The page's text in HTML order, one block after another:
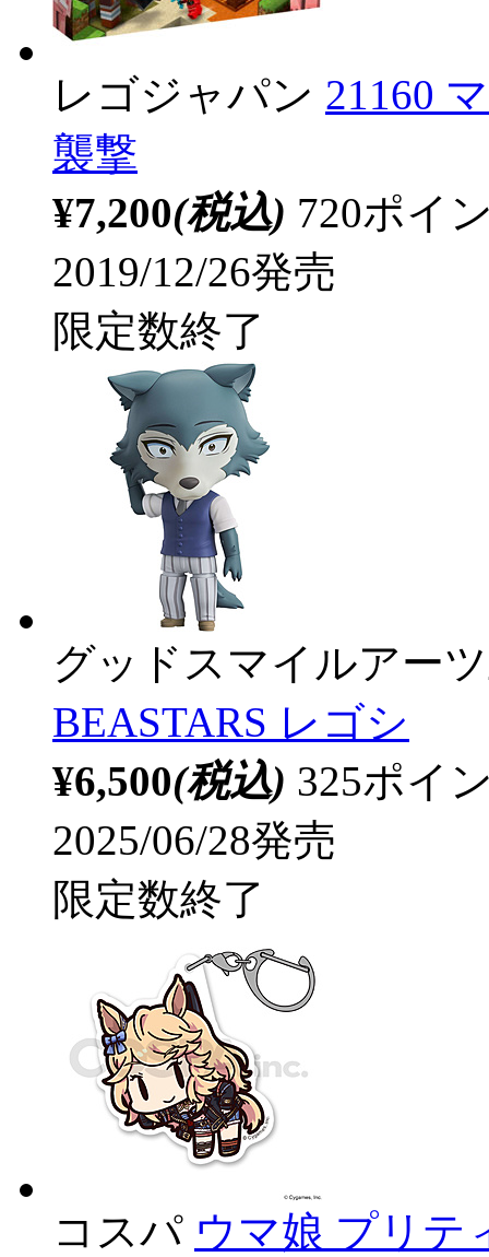
レゴジャパン 21160
襲撃
¥7,200(税込) 720ポイ
2019/12/26発売
限定数終了
グッドスマイルアー
BEASTARS レゴシ
¥6,500(税込) 325ポイ
2025/06/28発売
限定数終了
コスパ ウマ娘 プリテ